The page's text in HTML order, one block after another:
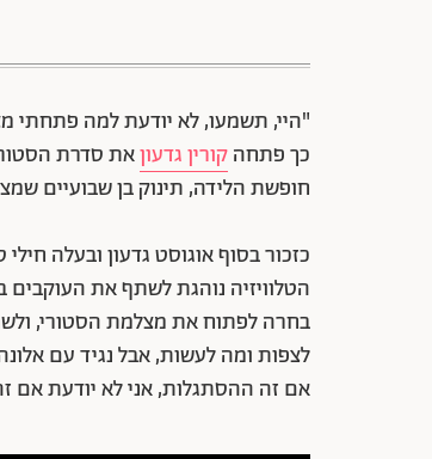
"היי, תשמעו, לא יודעת למה פתחתי
כך פתחהקורין גדעוןאת סדרת
חופשת הלידה, תינוק בן שבועיים
כזכור בסוף אוגוסט גדעון ובעלה חילי
הטלוויזיה נוהגת לשתף את
בחרה לפתוח את מצלמת הסטורי,
לצפות ומה לעשות, אבל נגיד עם
אם זה ההסתגלות, אני לא יודעת אם